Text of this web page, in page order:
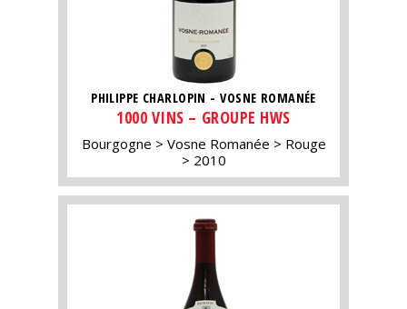
PHILIPPE CHARLOPIN - VOSNE ROMANÉE
1000 VINS – GROUPE HWS
Bourgogne Vosne Romanée
Rouge
2010